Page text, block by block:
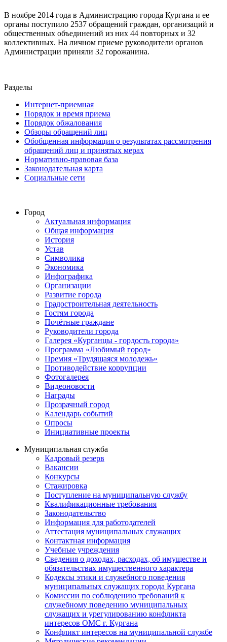
В ноябре 2014 года в Администрацию города Кургана и ее
органы поступило 2537 обращений граждан, организаций и
общественных объединений из них 44 повторных и 32
коллективных. На личном приеме руководители органов
Администрации приняли 32 горожанина.
Разделы
Интернет-приемная
Порядок и время приема
Порядок обжалования
Обзоры обращений лиц
Обобщенная информация о результатах рассмотрения
обращений лиц и принятых мерах
Нормативно-правовая база
Законодательная карта
Социальные сети
Город
Актуальная информация
Общая информация
История
Устав
Символика
Экономика
Инфографика
Организации
Развитие города
Градостроительная деятельность
Гостям города
Почётные граждане
Руководители города
Галерея «Курганцы - гордость города»
Программа «Любимый город»
Премия «Трудящаяся молодежь»
Противодействие коррупции
Фотогалерея
Видеоновости
Награды
Прозрачный город
Календарь событий
Опросы
Инициативные проекты
Муниципальная служба
Кадровый резерв
Вакансии
Конкурсы
Стажировка
Поступление на муниципальную службу
Квалификационные требования
Законодательство
Информация для работодателей
Аттестация муниципальных служащих
Контактная информация
Учебные учреждения
Сведения о доходах, расходах, об имуществе и
обязательствах имущественного характера
Кодексы этики и служебного поведения
муниципальных служащих города Кургана
Комиссии по соблюдению требований к
служебному поведению муниципальных
служащих и урегулированию конфликта
интересов ОМС г. Кургана
Конфликт интересов на муниципальной службе